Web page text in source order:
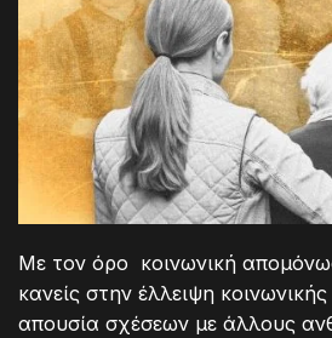
Με τον όρο κοινωνική
κανείς στην έλλειψη
απουσία σχέσεων με άλλους